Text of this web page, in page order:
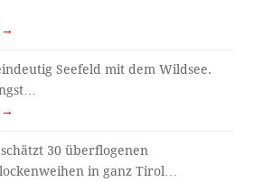
→
Seefeld mit dem Wildsee.
→
30 überflogenen
in ganz Tirol…